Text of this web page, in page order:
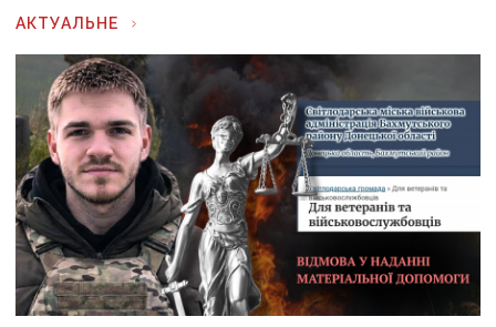
АКТУАЛЬНЕ